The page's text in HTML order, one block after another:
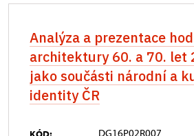
Analýza a prezentace
architektury 60. a 70. let
jako součásti národní a
identity ČR
DG16P02R007